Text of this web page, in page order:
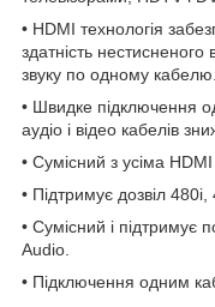
• HDMI технологія
здатність
звуку по одному кабелю.
• Швидке підключення
аудіо і відео кабелів
• Сумісний з усіма
• Підтримує дозвіл
• Сумісний і підтримує
Audio.
• Підключення одним